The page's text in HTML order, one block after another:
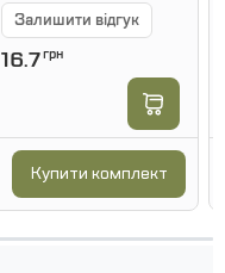
Залишити відгук
16.7грн
Купити комплект